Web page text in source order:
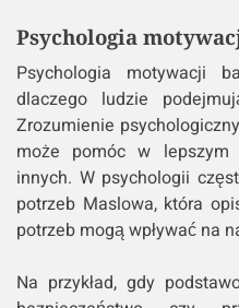
Psychologia
Psychologia motywacji
dlaczego ludzie
Zrozumienie
może pomóc w
innych. W psychologii
potrzeb Maslowa, która
potrzeb mogą wpływać na
Na przykład, gdy